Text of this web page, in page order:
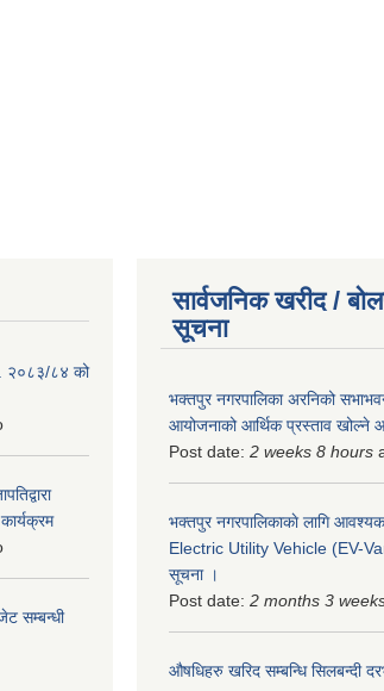
२०८३/८४ को
सम्बन्धी
सार्वजनिक खरीद /
सूचना
भक्तपुर नगरपालिका अरनिको
आयोजनाको आर्थिक प्रस्ताव खोल्ने
Post date: 2 weeks 8 hours
भक्तपुर नगरपालिकाकाे लागि
Electric Utility Vehicle (EV-
सूचना ।
Post date: 2 months 3
औषधिहरु खरिद सम्बन्धि सिलबन्दी